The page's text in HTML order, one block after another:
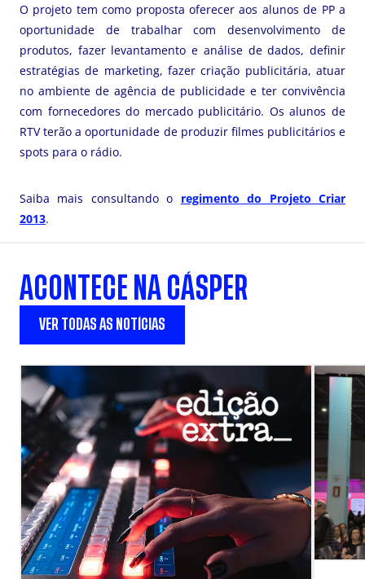
O projeto tem como proposta oferecer aos alunos de PP a
oportunidade de trabalhar com desenvolvimento de
produtos, fazer levantamento e análise de dados, definir
estratégias de marketing, fazer criação publicitária, atuar
no ambiente de agência de publicidade e ter convivência
com fornecedores do mercado publicitário. Os alunos de
RTV terão a oportunidade de produzir filmes publicitários e
spots para o rádio.
Saiba mais consultando o regimento do Projeto Criar
2013.
ACONTECE NA CÁSPER
VER TODAS AS NOTÍCIAS